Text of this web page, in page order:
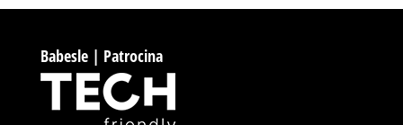
Babesle | Patrocina